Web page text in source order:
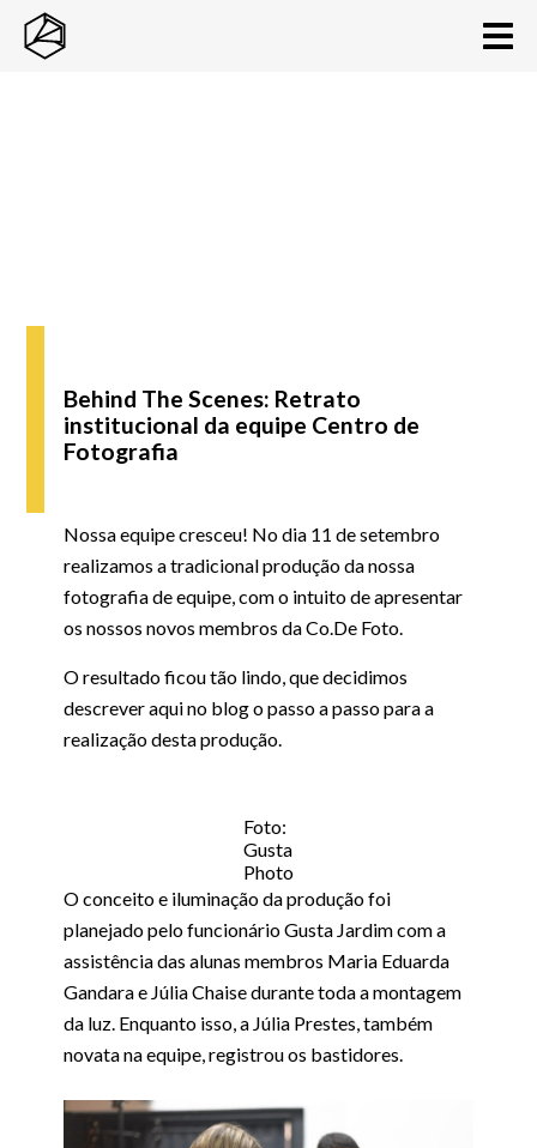
Behind The Scenes: Retrato
institucional da equipe Centro de
Fotografia
Nossa equipe cresceu! No dia 11 de setembro
realizamos a tradicional produção da nossa
fotografia de equipe, com o intuito de apresentar
os nossos novos membros da Co.De Foto.
O resultado ficou tão lindo, que decidimos
descrever aqui no blog o passo a passo para a
realização desta produção.
Foto:
Gusta
Photo
O conceito e iluminação da produção foi
planejado pelo funcionário Gusta Jardim com a
assistência das alunas membros Maria Eduarda
Gandara e Júlia Chaise durante toda a montagem
da luz. Enquanto isso, a Júlia Prestes, também
novata na equipe, registrou os bastidores.